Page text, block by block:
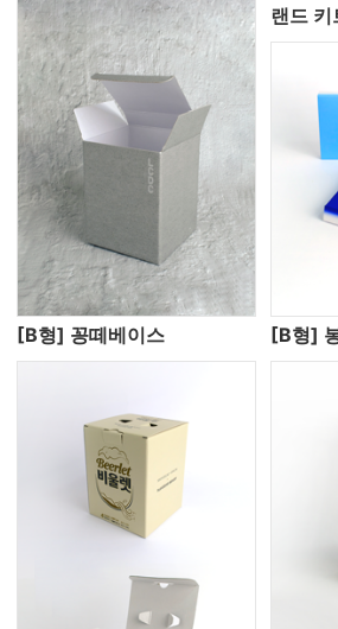
[B형] 꽁떼베이스
랜드 키
[B형]